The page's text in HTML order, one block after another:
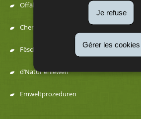
Je refuse
Gérer les cookies
Offäll a Ressourcen
Chemesch Substanzen
Fëscherei a Juegd
d’Natur erliewen
Emweltprozeduren